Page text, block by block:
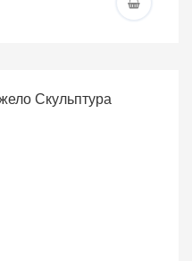
Скульптура